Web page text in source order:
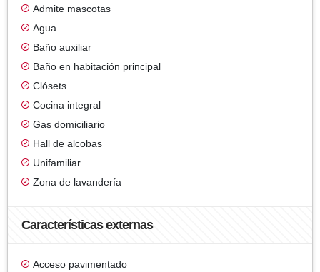
Admite mascotas
Agua
Baño auxiliar
Baño en habitación principal
Clósets
Cocina integral
Gas domiciliario
Hall de alcobas
Unifamiliar
Zona de lavandería
Características externas
Acceso pavimentado